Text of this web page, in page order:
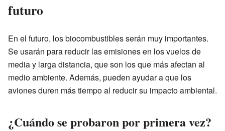
futuro
En el futuro, los biocombustibles serán muy importantes.
Se usarán para reducir las emisiones en los vuelos de
media y larga distancia, que son los que más afectan al
medio ambiente. Además, pueden ayudar a que los
aviones duren más tiempo al reducir su impacto ambiental.
¿Cuándo se probaron por primera vez?